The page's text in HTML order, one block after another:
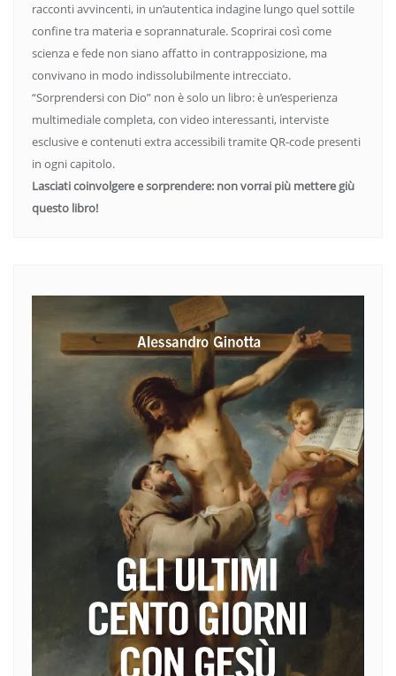
racconti avvincenti, in un’autentica indagine lungo quel sottile
confine tra materia e soprannaturale. Scoprirai così come
scienza e fede non siano affatto in contrapposizione, ma
convivano in modo indissolubilmente intrecciato.
“Sorprendersi con Dio” non è solo un libro: è un’esperienza
multimediale completa, con video interessanti, interviste
esclusive e contenuti extra accessibili tramite QR-code presenti
in ogni capitolo.
Lasciati coinvolgere e sorprendere: non vorrai più mettere giù
questo libro!